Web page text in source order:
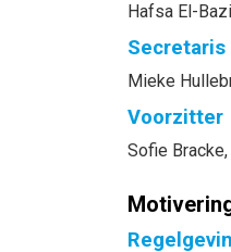
Hafsa El-
Secretaris
Mieke
Voorzitter
Sofie Bracke